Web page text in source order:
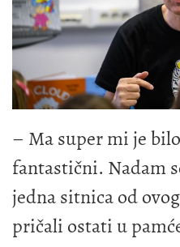
– Ma super mi je
fantastični. Nadam
jedna sitnica od
pričali ostati u